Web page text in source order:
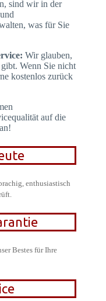
sind wir in der
was für Sie
Wir glauben,
Wenn Sie nicht
kostenlos zurück
auf die
enthusiastisch
Bestes für Ihre